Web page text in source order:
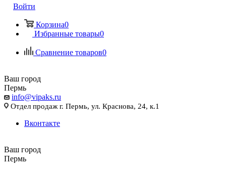
Войти
Корзина0
Избранные товары0
Сравнение товаров0
Ваш город
Пермь
info@vipaks.ru
Отдел продаж г. Пермь, ул. Краснова, 24, к.1
Вконтакте
Ваш город
Пермь